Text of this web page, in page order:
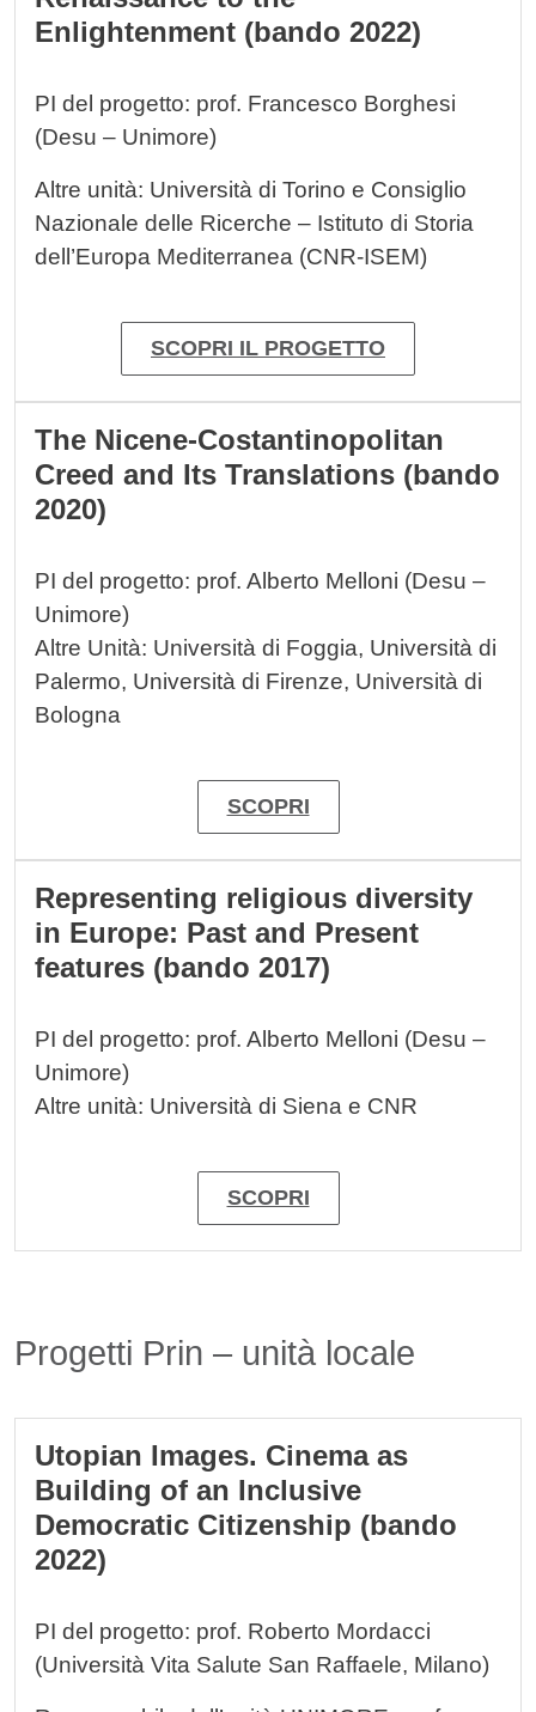
Enlightenment (bando 2022)
PI del progetto: prof. Francesco Borghesi
(Desu – Unimore)
Altre unità: Università di Torino e Consiglio
Nazionale delle Ricerche – Istituto di Storia
dell’Europa Mediterranea (CNR-ISEM)
SCOPRI IL PROGETTO
The Nicene-Costantinopolitan
Creed and Its Translations (bando
2020)
PI del progetto: prof. Alberto Melloni (Desu –
Unimore)
Altre Unità: Università di Foggia, Università di
Palermo, Università di Firenze, Università di
Bologna
SCOPRI
Representing religious diversity
in Europe: Past and Present
features (bando 2017)
PI del progetto: prof. Alberto Melloni (Desu –
Unimore)
Altre unità: Università di Siena e CNR
SCOPRI
Titolo card wrapper
Progetti Prin – unità locale
Utopian Images. Cinema as
Building of an Inclusive
Democratic Citizenship (bando
2022)
PI del progetto: prof. Roberto Mordacci
(Università Vita Salute San Raffaele, Milano)